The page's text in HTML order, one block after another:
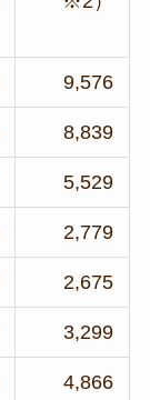
9,576
8,839
5,529
2,779
2,675
3,299
4,866